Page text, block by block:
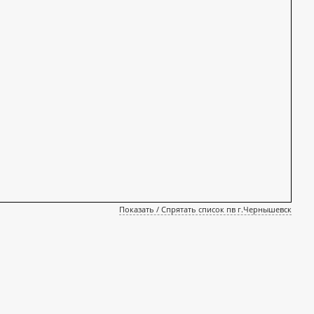
Показать / Спрятать список пв г.Чернышевск